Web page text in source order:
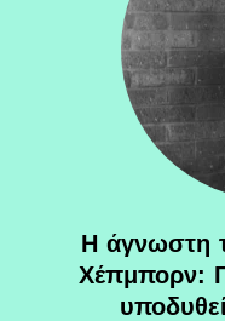
Η άγνωστη
Χέπμπορν: